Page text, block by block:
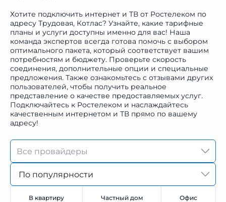
Хотите подключить интернет и ТВ от Ростелеком по
адресу Трудовая, Котлас? Узнайте, какие тарифные
планы и услуги доступны именно для вас! Наша
команда экспертов всегда готова помочь с выбором
оптимального пакета, который соответствует вашим
потребностям и бюджету. Проверьте скорость
соединения, дополнительные опции и специальные
предложения. Также ознакомьтесь с отзывами других
пользователей, чтобы получить реальное
представление о качестве предоставляемых услуг.
Подключайтесь к Ростелеком и наслаждайтесь
качественным интернетом и ТВ прямо по вашему
адресу!
По популярности
В квартиру Частный дом Офис